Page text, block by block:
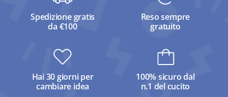
Spedizione gratis
da €100
Reso sempre
gratuito
Hai 30 giorni per
cambiare idea
100% sicuro dal
n.1 del cucito